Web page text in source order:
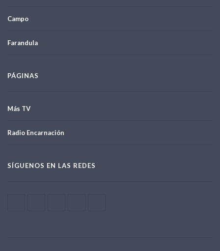
Campo
Farandula
PÁGINAS
Más TV
Radio Encarnación
SÍGUENOS EN LAS REDES